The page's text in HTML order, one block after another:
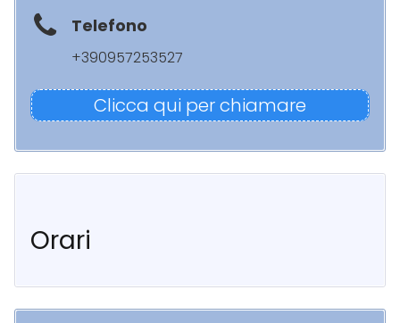
Telefono
+390957253527
Clicca qui per chiamare
Orari